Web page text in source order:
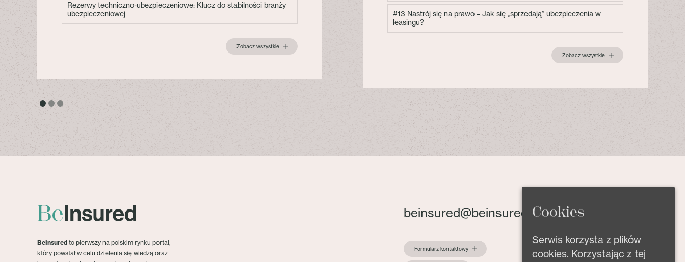
Rezerwy techniczno-ubezpieczeniowe: Klucz do stabilności branży
ubezpieczeniowej
Zobacz wszystkie
#13 Nastrój się na prawo – Jak się „sprzedają” ubezpieczenia w
leasingu?
Zobacz wszystkie
BeInsured to pierwszy na polskim rynku portal,
który powstał w celu dzielenia się wiedzą oraz
beinsured@beinsured.pl
Formularz kontaktowy
Cookies
Serwis korzysta z plików
cookies. Korzystając z tej